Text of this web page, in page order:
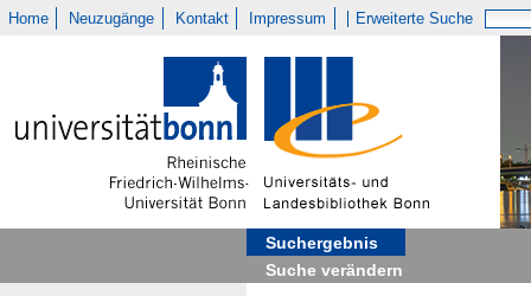
Home Neuzugänge Kontakt Impressum Erweiterte Suche
Suchergebnis
Suche verändern